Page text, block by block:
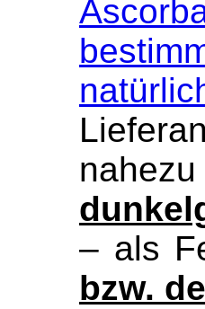
nahezu
– als
bzw.